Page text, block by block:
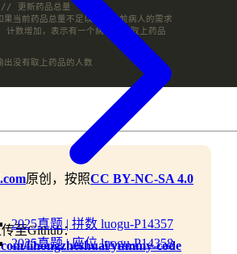
2025真题 | 拼数 luogu-P14357
2025真题 | 座位 luogu-P14358
原创，按照CC BY-NC-SA 4.0
至Github：
lihongzheshuai/yummy-code